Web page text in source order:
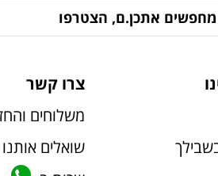
מחפשים אתכן.ם, הצטרפו
צרו קשר
משלוחים
שואלים אותנו